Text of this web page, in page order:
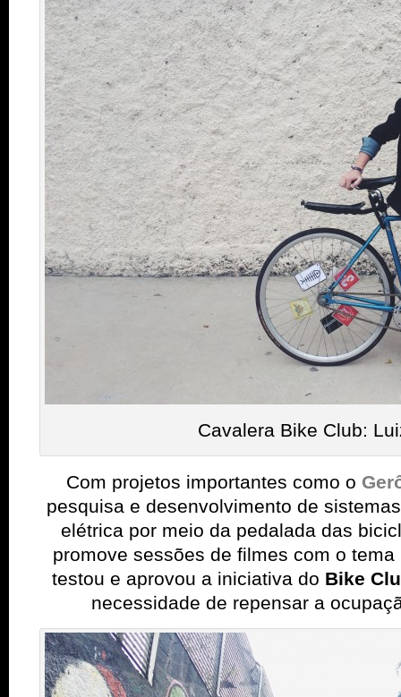
Cavalera Bike Club:
Com projetos importantes como o
pesquisa e desenvolvimento de
elétrica por meio da pedalada das
promove sessões de filmes com o
testou e aprovou a iniciativa do Bike
necessidade de repensar a